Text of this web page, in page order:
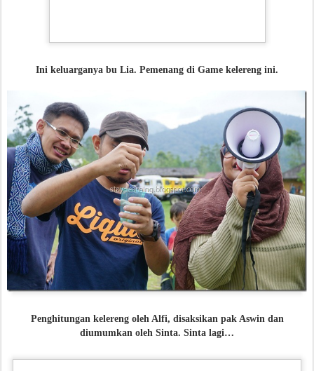
Ini keluarganya bu Lia. Pemenang di Game kelereng ini.
Penghitungan kelereng oleh Alfi, disaksikan pak Aswin dan
diumumkan oleh Sinta. Sinta lagi…